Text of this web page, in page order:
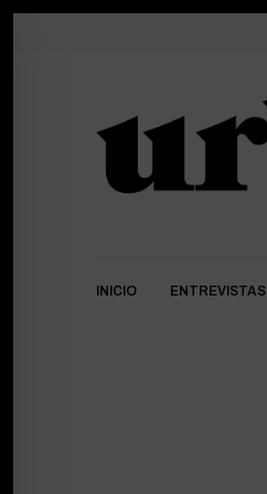
INICIO ENTREVISTAS